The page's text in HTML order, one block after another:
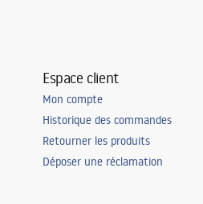
Espace client
Mon compte
Historique des commandes
Retourner les produits
Déposer une réclamation